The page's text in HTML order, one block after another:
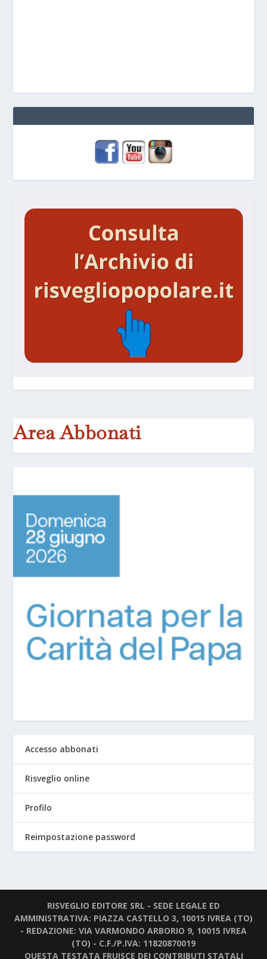
Area Abbonati
Accesso abbonati
Risveglio online
Profilo
Reimpostazione password
RISVEGLIO EDITORE SRL - SEDE LEGALE ED
AMMINISTRATIVA: PIAZZA CASTELLO 3, 10015 IVREA (TO)
- REDAZIONE: VIA VARMONDO ARBORIO 9, 10015 IVREA
(TO) - C.F./P.IVA: 11820870019
QUESTA TESTATA FRUISCE DEI CONTRIBUTI STATALI